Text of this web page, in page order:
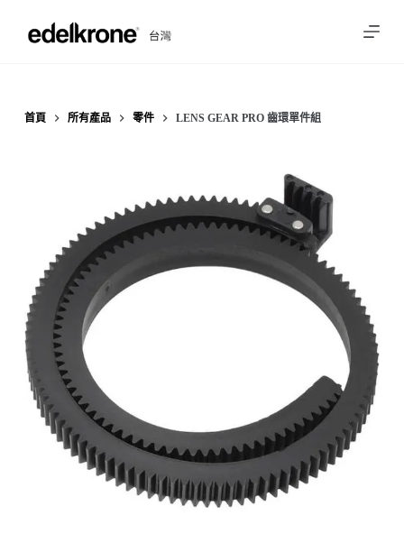
至
內
首頁 所有產品 零件 LENS GEAR PRO 齒環單件組